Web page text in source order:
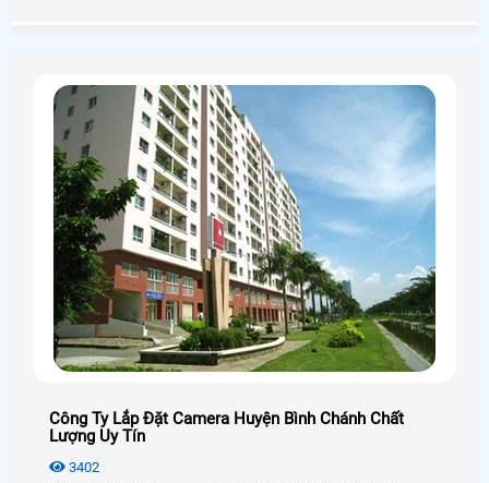
Công Ty Lắp Đặt Camera Huyện Bình Chánh Chất
Lượng Uy Tín
3402